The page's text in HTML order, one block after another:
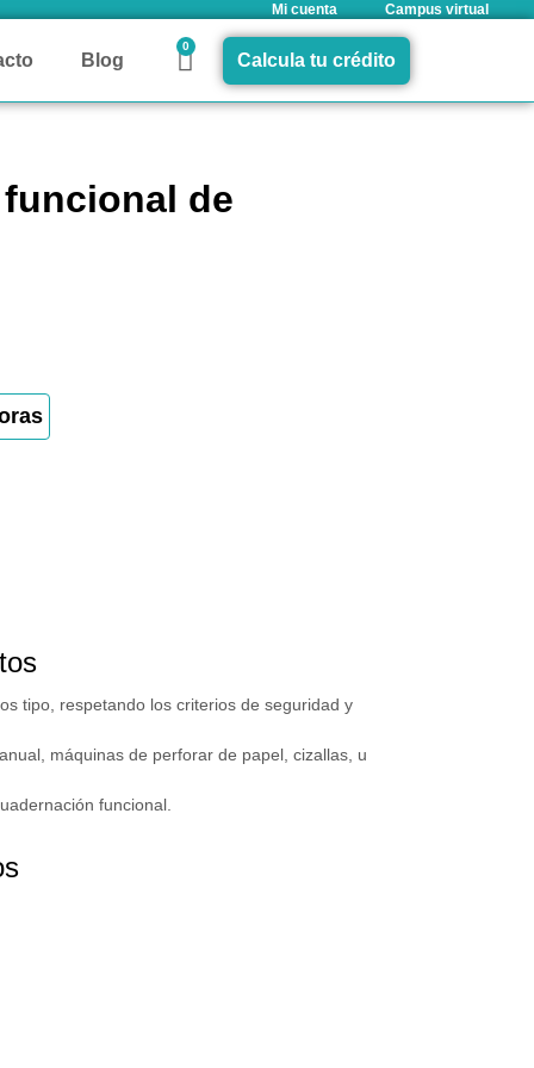
Mi cuenta Campus virtual
Blog
0
Calcula tu crédito
de
tipo, respetando los criterios de seguridad y
máquinas de perforar de papel, cizallas, u
funcional.